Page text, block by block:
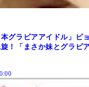
本グラビアアイドル」ピ
！「まさか妹とグラビ